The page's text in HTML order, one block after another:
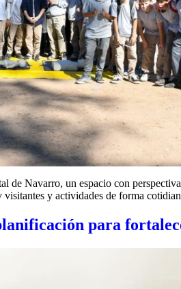
de Navarro, un espacio con
y actividades de forma
para